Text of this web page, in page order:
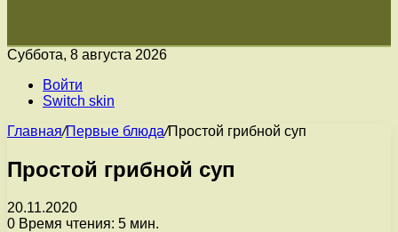
Суббота, 8 августа 2026
Войти
Switch skin
Главная/Первые блюда/Простой грибной суп
Простой грибной суп
20.11.2020
0 Время чтения: 5 мин.